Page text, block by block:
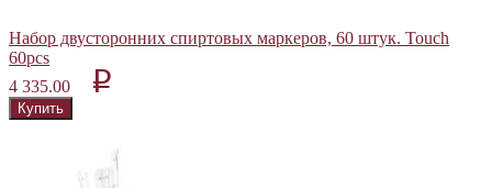
Набор двусторонних спиртовых маркеров, 60 штук. Touch
60pcs
4 335.00
p